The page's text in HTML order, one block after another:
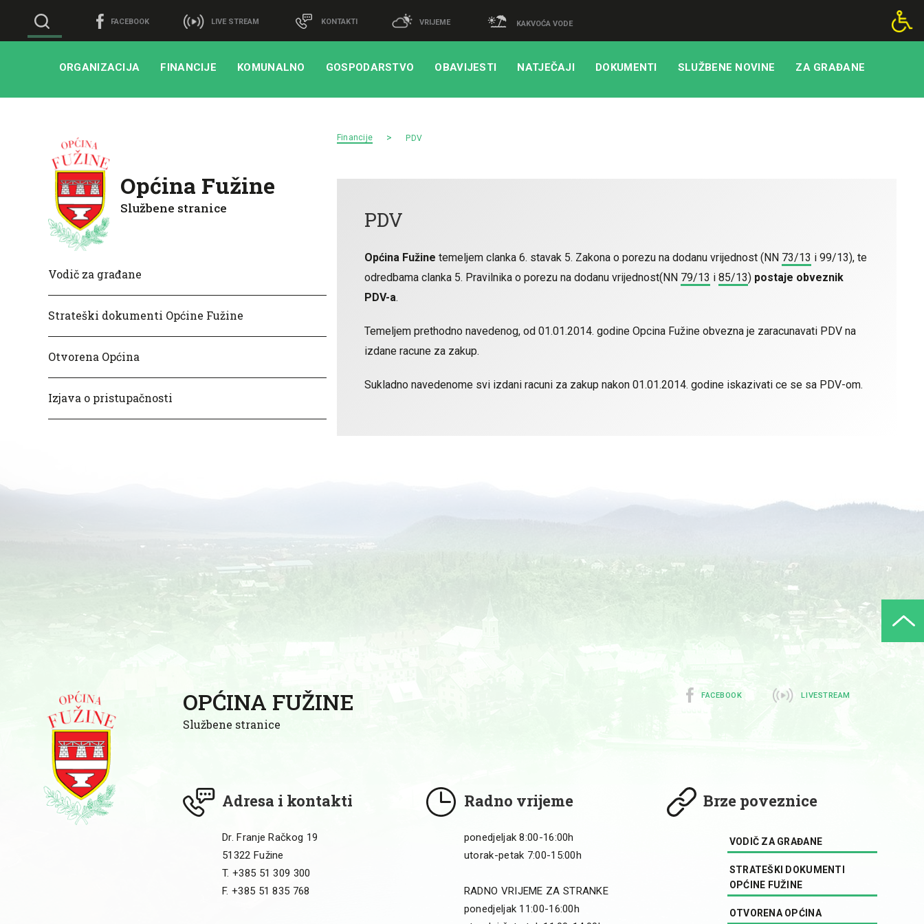
FACEBOOK LIVE STREAM KONTAKTI VRIJEME KAKVOĆA VODE
ORGANIZACIJA FINANCIJE KOMUNALNO GOSPODARSTVO OBAVIJESTI NATJEČAJI DOKUMENTI SLUŽBENE NOVINE ZA GRAĐANE
Općina Fužine
Službene stranice
Vodič za građane
Strateški dokumenti Općine Fužine
Otvorena Općina
Izjava o pristupačnosti
Financije PDV
PDV
Općina Fužine temeljem clanka 6. stavak 5. Zakona o porezu na dodanu vrijednost (NN 73/13 i 99/13), te
odredbama clanka 5. Pravilnika o porezu na dodanu vrijednost(NN 79/13 i 85/13) postaje obveznik
PDV-a.
Temeljem prethodno navedenog, od 01.01.2014. godine Opcina Fužine obvezna je zaracunavati PDV na
izdane racune za zakup.
Sukladno navedenome svi izdani racuni za zakup nakon 01.01.2014. godine iskazivati ce se sa PDV-om.
OPĆINA FUŽINE
Službene stranice
FACEBOOK LIVESTREAM
Adresa i kontakti
Dr. Franje Račkog 19
51322 Fužine
T. +385 51 309 300
F. +385 51 835 768
Radno vrijeme
ponedjeljak 8:00-16:00h
utorak-petak 7:00-15:00h
RADNO VRIJEME ZA STRANKE
ponedjeljak 11:00-16:00h
Brze poveznice
VODIČ ZA GRAĐANE
STRATEŠKI DOKUMENTI
OPĆINE FUŽINE
OTVORENA OPĆINA